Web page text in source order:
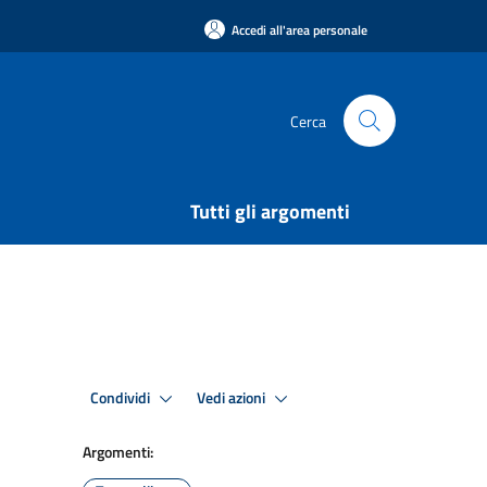
Accedi all'area personale
Cerca
Tutti gli argomenti
Condividi Vedi azioni
Argomenti: